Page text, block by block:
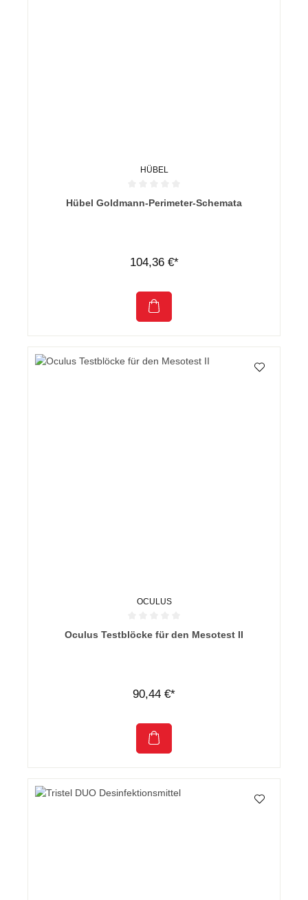
HÜBEL
Durchschnittliche Bewertung von 0 von 5 Sternen
Hübel Goldmann-Perimeter-Schemata
104,36 €*
OCULUS
Durchschnittliche Bewertung von 0 von 5 Sternen
Oculus Testblöcke für den Mesotest II
90,44 €*